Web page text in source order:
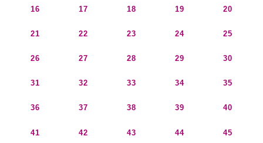
16 17 18 19 20
21 22 23 24 25
26 27 28 29 30
31 32 33 34 35
36 37 38 39 40
41 42 43 44 45